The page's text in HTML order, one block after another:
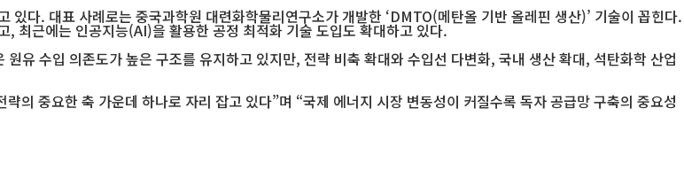
다. 대표 사례로는 중국과학원 대련화학물리연구소가 개발한 ‘DMTO(메탄올 기반 올레핀 생산)’ 기술이 꼽힌다.
최근에는 인공지능(AI)을 활용한 공정 최적화 기술 도입도 확대하고 있다.
유 수입 의존도가 높은 구조를 유지하고 있지만, 전략 비축 확대와 수입선 다변화, 국내 생산 확대, 석탄화학 산업
의 중요한 축 가운데 하나로 자리 잡고 있다”며 “국제 에너지 시장 변동성이 커질수록 독자 공급망 구축의 중요성